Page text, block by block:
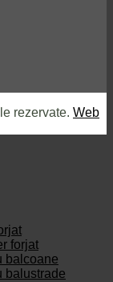
rezervate. Web
forjat
balcoane
balustrade